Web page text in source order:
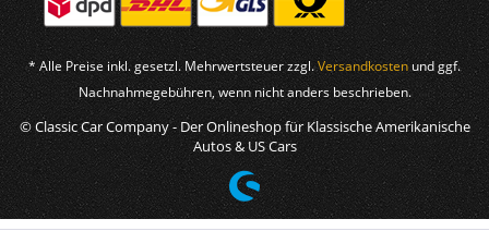
* Alle Preise inkl. gesetzl. Mehrwertsteuer zzgl.Versandkosten und ggf.
Nachnahmegebühren, wenn nicht anders beschrieben.
© Classic Car Company - Der Onlineshop für Klassische Amerikanische
Autos & US Cars